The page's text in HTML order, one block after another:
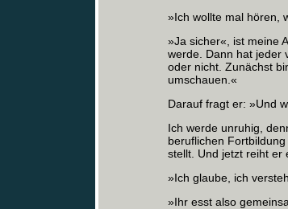
»Ich wollte mal hören,
»Ja sicher«, ist meine
werde. Dann hat jeder
oder nicht. Zunächst
umschauen.«
Darauf fragt er: »Und
Ich werde unruhig,
beruflichen
stellt. Und jetzt reiht er
»Ich glaube, ich
»Ihr esst also